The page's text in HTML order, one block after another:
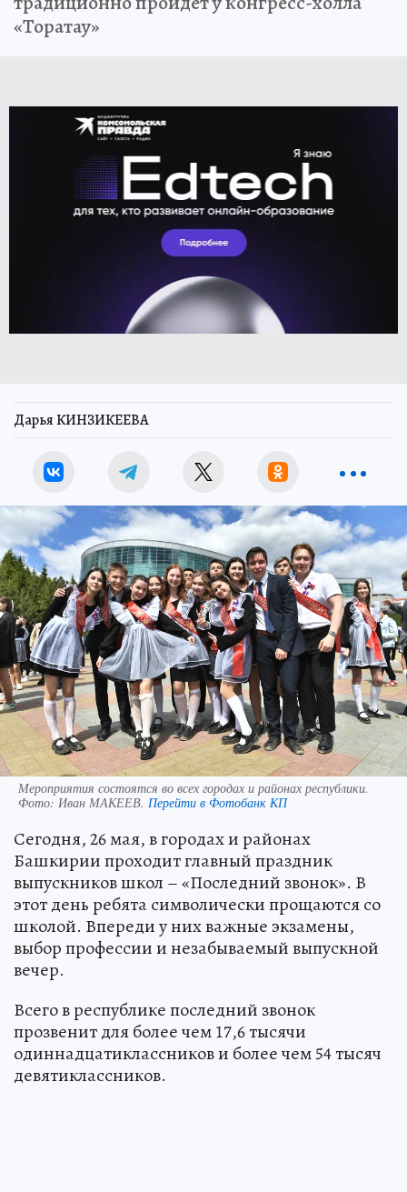
«Торатау»
Дарья КИНЗИКЕЕВА
Мероприятия состоятся во всех городах и районах республики.
Фото: Иван МАКЕЕВ. Перейти в Фотобанк КП
Сегодня, 26 мая, в городах и районах
Башкирии проходит главный праздник
выпускников школ – «Последний звонок». В
этот день ребята символически прощаются со
школой. Впереди у них важные экзамены,
выбор профессии и незабываемый выпускной
вечер.
Всего в республике последний звонок
прозвенит для более чем 17,6 тысячи
одиннадцатиклассников и более чем 54 тысяч
девятиклассников.